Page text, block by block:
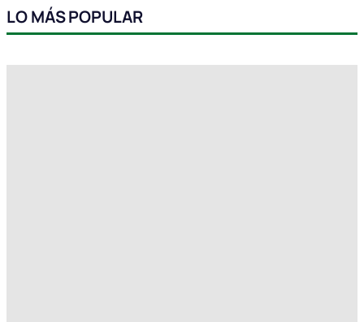
LO MÁS POPULAR